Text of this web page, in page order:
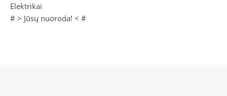
Elektrikai
# > Jūsų nuoroda! < #